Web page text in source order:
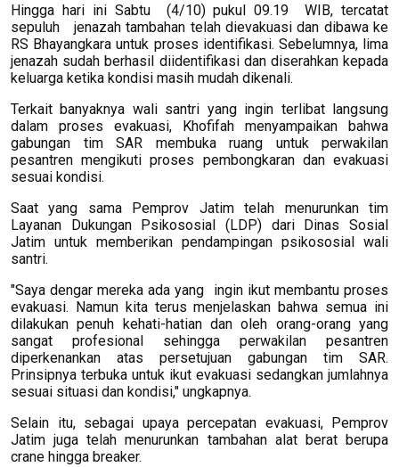
Hingga hari ini Sabtu (4/10) pukul 09.19 WIB, tercatat
sepuluh jenazah tambahan telah dievakuasi dan dibawa ke
RS Bhayangkara untuk proses identifikasi. Sebelumnya, lima
jenazah sudah berhasil diidentifikasi dan diserahkan kepada
keluarga ketika kondisi masih mudah dikenali.
Terkait banyaknya wali santri yang ingin terlibat langsung
dalam proses evakuasi, Khofifah menyampaikan bahwa
gabungan tim SAR membuka ruang untuk perwakilan
pesantren mengikuti proses pembongkaran dan evakuasi
sesuai kondisi.
Saat yang sama Pemprov Jatim telah menurunkan tim
Layanan Dukungan Psikososial (LDP) dari Dinas Sosial
Jatim untuk memberikan pendampingan psikososial wali
santri.
"Saya dengar mereka ada yang ingin ikut membantu proses
evakuasi. Namun kita terus menjelaskan bahwa semua ini
dilakukan penuh kehati-hatian dan oleh orang-orang yang
sangat profesional sehingga perwakilan pesantren
diperkenankan atas persetujuan gabungan tim SAR.
Prinsipnya terbuka untuk ikut evakuasi sedangkan jumlahnya
sesuai situasi dan kondisi," ungkapnya.
Selain itu, sebagai upaya percepatan evakuasi, Pemprov
Jatim juga telah menurunkan tambahan alat berat berupa
crane hingga breaker.